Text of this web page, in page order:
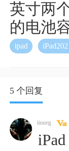
英寸两
的电池
ipad
5 个回复
iiuueg